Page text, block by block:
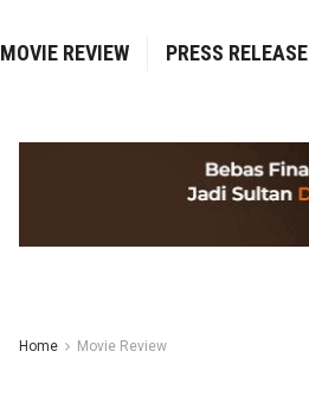
MOVIE REVIEW PRESS RELEASE
Home Movie Review